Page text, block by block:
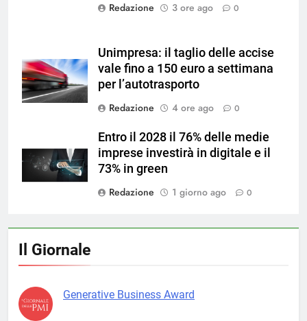
Redazione
3 ore ago 0
Unimpresa: il taglio delle accise
vale fino a 150 euro a settimana
per l’autotrasporto
Redazione
4 ore ago 0
Entro il 2028 il 76% delle medie
imprese investirà in digitale e il
73% in green
Redazione
1 giorno ago 0
Il Giornale
Generative Business Award